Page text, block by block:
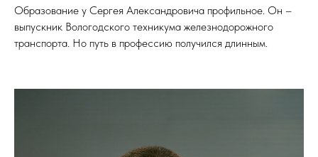
Образование у Сергея Александровича профильное. Он –
выпускник Вологодского техникума железнодорожного
транспорта. Но путь в профессию получился длинным.